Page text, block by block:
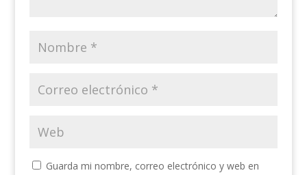
Guarda mi nombre, correo electrónico y web en